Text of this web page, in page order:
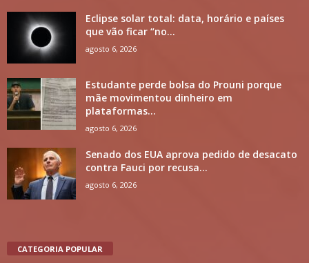
Eclipse solar total: data, horário e países
que vão ficar “no...
agosto 6, 2026
Estudante perde bolsa do Prouni porque
mãe movimentou dinheiro em
plataformas...
agosto 6, 2026
Senado dos EUA aprova pedido de desacato
contra Fauci por recusa...
agosto 6, 2026
CATEGORIA POPULAR